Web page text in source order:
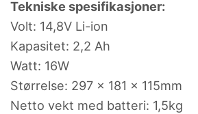
Tekniske spesifikasjoner:
Volt: 14,8V Li-ion
Kapasitet: 2,2 Ah
Watt: 16W
Størrelse: 297 x 181 x 115mm
Netto vekt med batteri: 1,5kg